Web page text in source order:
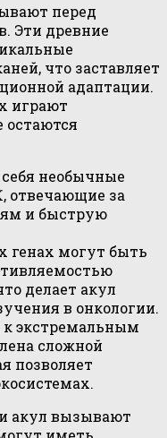
перед
Эти древние
что заставляет
адаптации.
играют
остаются
необычные
отвечающие за
и быструю
генах могут быть
делает акул
в онкологии.
к экстремальным
сложной
позволяет
акул вызывают